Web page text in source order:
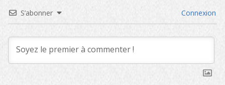
S’abonner Connexion